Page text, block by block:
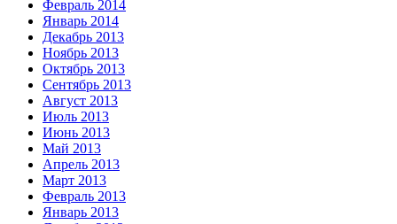
Февраль 2014
Январь 2014
Декабрь 2013
Ноябрь 2013
Октябрь 2013
Сентябрь 2013
Август 2013
Июль 2013
Июнь 2013
Май 2013
Апрель 2013
Март 2013
Февраль 2013
Январь 2013